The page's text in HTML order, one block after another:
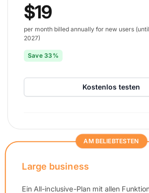
$19
per month billed annually for new users
2027)
Save 33%
Kostenlos testen
AM BELIEBTESTEN
Large business
Ein All-inclusive-Plan mit allen